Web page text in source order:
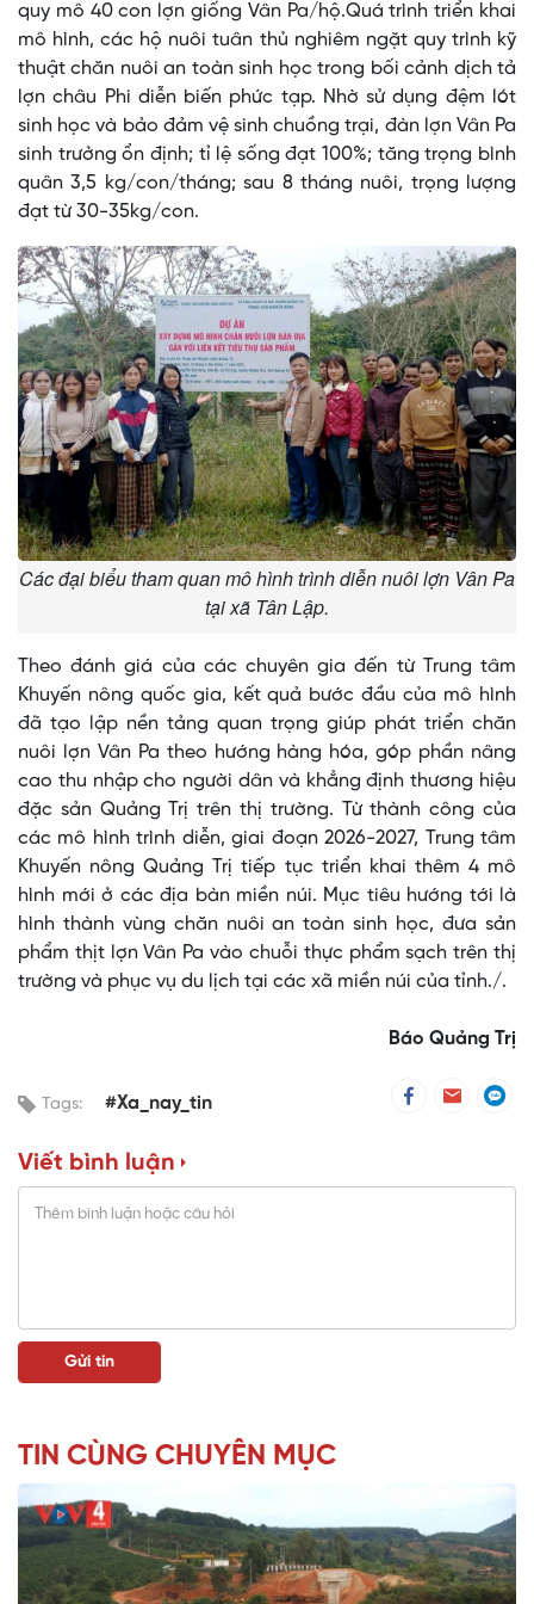
quy mô 40 con lợn giống Vân Pa/hộ.Quá trình triển khai
mô hình, các hộ nuôi tuân thủ nghiêm ngặt quy trình kỹ
thuật chăn nuôi an toàn sinh học trong bối cảnh dịch tả
lợn châu Phi diễn biến phức tạp. Nhờ sử dụng đệm lót
sinh học và bảo đảm vệ sinh chuồng trại, đàn lợn Vân Pa
sinh trưởng ổn định; tỉ lệ sống đạt 100%; tăng trọng bình
quân 3,5 kg/con/tháng; sau 8 tháng nuôi, trọng lượng
đạt từ 30-35kg/con.
Các đại biểu tham quan mô hình trình diễn nuôi lợn Vân Pa
tại xã Tân Lập.
Theo đánh giá của các chuyên gia đến từ Trung tâm
Khuyến nông quốc gia, kết quả bước đầu của mô hình
đã tạo lập nền tảng quan trọng giúp phát triển chăn
nuôi lợn Vân Pa theo hướng hàng hóa, góp phần nâng
cao thu nhập cho người dân và khẳng định thương hiệu
đặc sản Quảng Trị trên thị trường. Từ thành công của
các mô hình trình diễn, giai đoạn 2026-2027, Trung tâm
Khuyến nông Quảng Trị tiếp tục triển khai thêm 4 mô
hình mới ở các địa bàn miền núi. Mục tiêu hướng tới là
hình thành vùng chăn nuôi an toàn sinh học, đưa sản
phẩm thịt lợn Vân Pa vào chuỗi thực phẩm sạch trên thị
trường và phục vụ du lịch tại các xã miền núi của tỉnh./.
Báo Quảng Trị
Tags: #Xa_nay_tin
Viết bình luận
TIN CÙNG CHUYÊN MỤC